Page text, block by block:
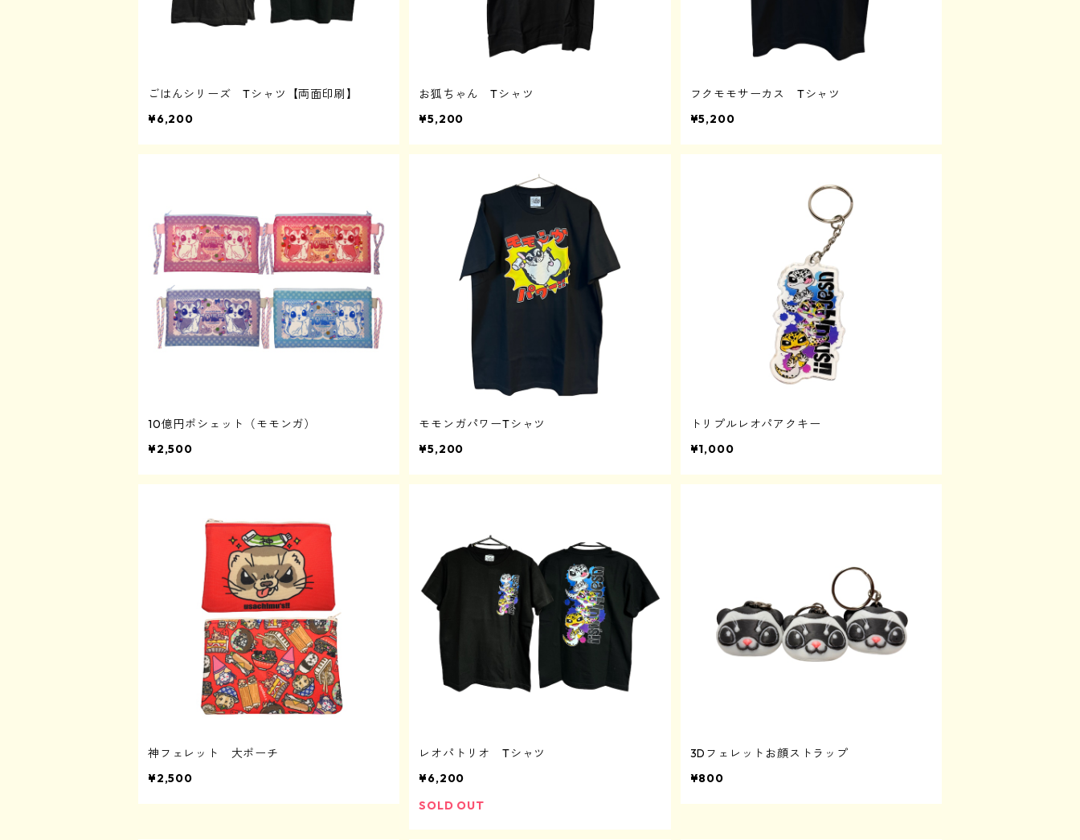
ごはんシリーズ Tシャツ【両面印刷】
¥6,200
お狐ちゃん Tシャツ
¥5,200
フクモモサーカス Tシャツ
¥5,200
10億円ポシェット（モモンガ）
¥2,500
モモンガパワーTシャツ
¥5,200
トリプルレオパアクキー
¥1,000
神フェレット 大ポーチ
¥2,500
レオパトリオ Tシャツ
¥6,200
SOLD OUT
3Dフェレットお顔ストラップ
¥800